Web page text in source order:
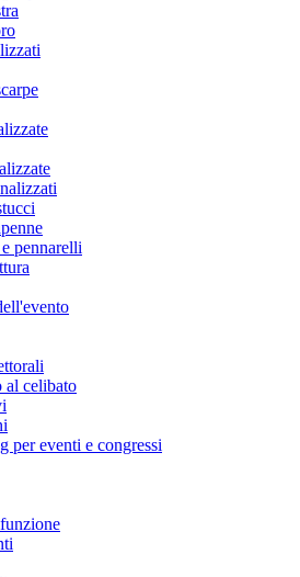
pennarelli
al celibato
per eventi e congressi